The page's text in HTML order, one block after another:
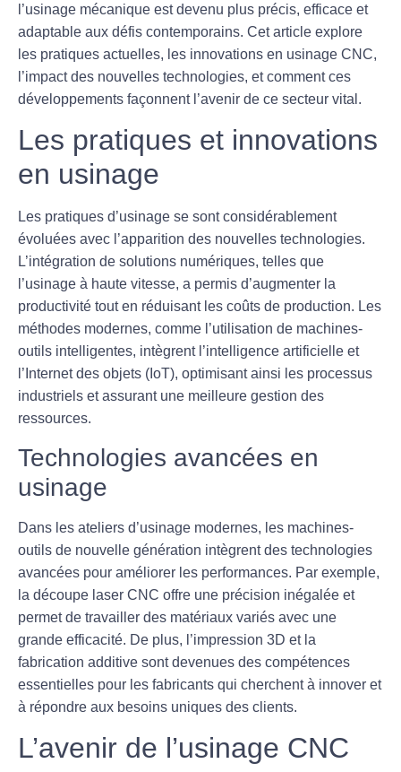
l’usinage mécanique est devenu plus précis, efficace et
adaptable aux défis contemporains. Cet article explore
les pratiques actuelles, les innovations en usinage CNC,
l’impact des nouvelles technologies, et comment ces
développements façonnent l’avenir de ce secteur vital.
Les pratiques et innovations
en usinage
Les pratiques d’usinage se sont considérablement
évoluées avec l’apparition des nouvelles technologies.
L’intégration de solutions numériques, telles que
l’usinage à haute vitesse, a permis d’augmenter la
productivité tout en réduisant les coûts de production. Les
méthodes modernes, comme l’utilisation de machines-
outils intelligentes, intègrent l’intelligence artificielle et
l’ Internet des objets (IoT), optimisant ainsi les processus
industriels et assurant une meilleure gestion des
ressources.
Technologies avancées en
usinage
Dans les ateliers d’usinage modernes, les machines-
outils de nouvelle génération intègrent des technologies
avancées pour améliorer les performances. Par exemple,
la découpe laser CNC offre une précision inégalée et
permet de travailler des matériaux variés avec une
grande efficacité. De plus, l’impression 3D et la
fabrication additive sont devenues des compétences
essentielles pour les fabricants qui cherchent à innover et
à répondre aux besoins uniques des clients.
L’avenir de l’usinage CNC